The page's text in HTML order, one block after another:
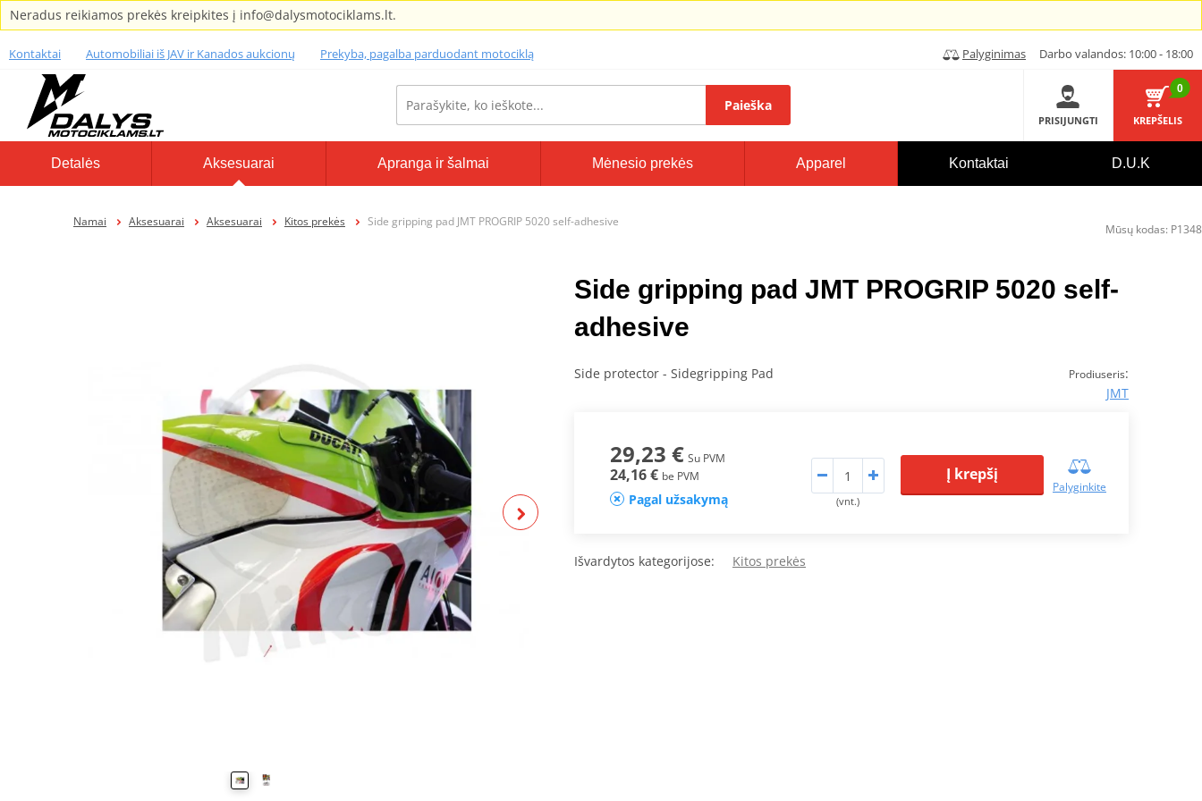
Neradus reikiamos prekės kreipkites į info@dalysmotociklams.lt.
Kontaktai Automobiliai iš JAV ir Kanados aukcionų Prekyba, pagalba parduodant motociklą Palyginimas Darbo valandos: 10:00 - 18:00
Paieška
PRISIJUNGTI
0
KREPŠELIS
Detalės Aksesuarai Apranga ir šalmai Mėnesio prekės Apparel Kontaktai D.U.K
Namai Aksesuarai Aksesuarai Kitos prekės Side gripping pad JMT PROGRIP 5020 self-adhesive
Side gripping pad JMT PROGRIP 5020 self-
adhesive
Prodiuseris:
JMT
Side protector - Sidegripping Pad
29,23 € Su PVM
24,16 € be PVM
Pagal užsakymą (vnt.)
Į krepšį
Palyginkite
Išvardytos kategorijose: Kitos prekės
Mūsų kodas: P1348